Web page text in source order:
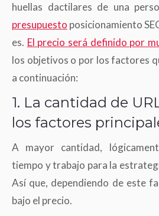
huellas dactilares de una
presupuesto posicionamiento
es. El precio será definido por
los objetivos o por los factores
a continuación:
1. La cantidad de
los factores
A mayor cantidad,
tiempo y trabajo para la
Así que, dependiendo de este
bajo el precio.